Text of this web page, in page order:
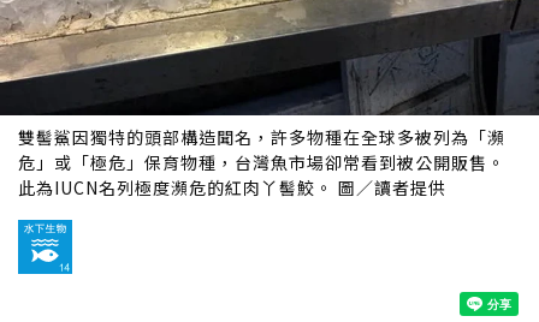
雙髻鯊因獨特的頭部構造聞名，許多物種在全球多被列為「瀕
危」或「極危」保育物種，台灣魚市場卻常看到被公開販售。
此為IUCN名列極度瀕危的紅肉丫髻鮫。 圖／讀者提供